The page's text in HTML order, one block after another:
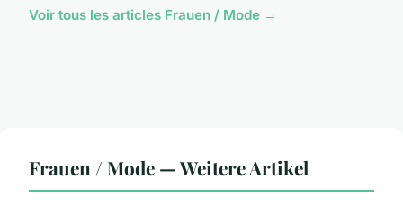
Voir tous les articles Frauen / Mode →
Frauen / Mode — Weitere Artikel